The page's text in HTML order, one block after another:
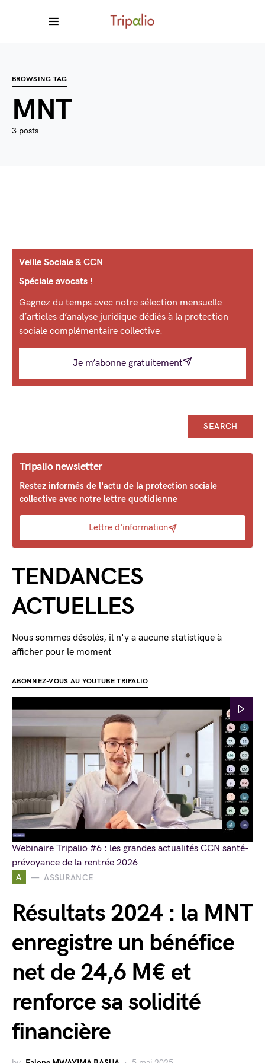
BROWSING TAG
MNT
3 posts
A ASSURANCE
Résultats 2024 : la MNT
enregistre un bénéfice
net de 24,6 M€ et
renforce sa solidité
financière
Veille Sociale & CCN
Spéciale avocats !
Gagnez du temps avec notre sélection mensuelle
d’articles d’analyse juridique dédiés à la protection
sociale complémentaire collective.
Je m’abonne gratuitement
SEARCH
Tripalio newsletter
Restez informés de l'actu de la protection sociale
collective avec notre lettre quotidienne
Lettre d'information
TENDANCES
ACTUELLES
Nous sommes désolés, il n'y a aucune statistique à
afficher pour le moment
ABONNEZ-VOUS AU YOUTUBE TRIPALIO
Webinaire Tripalio #6 : les grandes actualités CCN santé-
prévoyance de la rentrée 2026